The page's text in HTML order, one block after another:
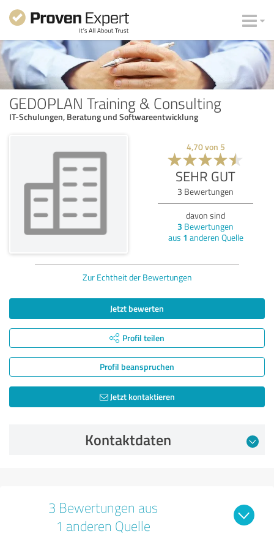
GEDOPLAN Training & Consulting
IT-Schulungen, Beratung und Softwareentwicklung
4,70von 5
SEHR GUT
3 Bewertungen
davon sind
3 Bewertungen
aus 1 anderen Quelle
Zur Echtheit der Bewertungen
Jetzt bewerten
Profil teilen
Profil beanspruchen
Jetzt kontaktieren
Kontaktdaten
3 Bewertungen aus
1 anderen Quelle